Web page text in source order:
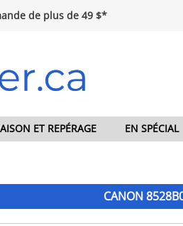
de plus de 49 $*
ET REPÉRAGE EN SPÉCIAL
CANON